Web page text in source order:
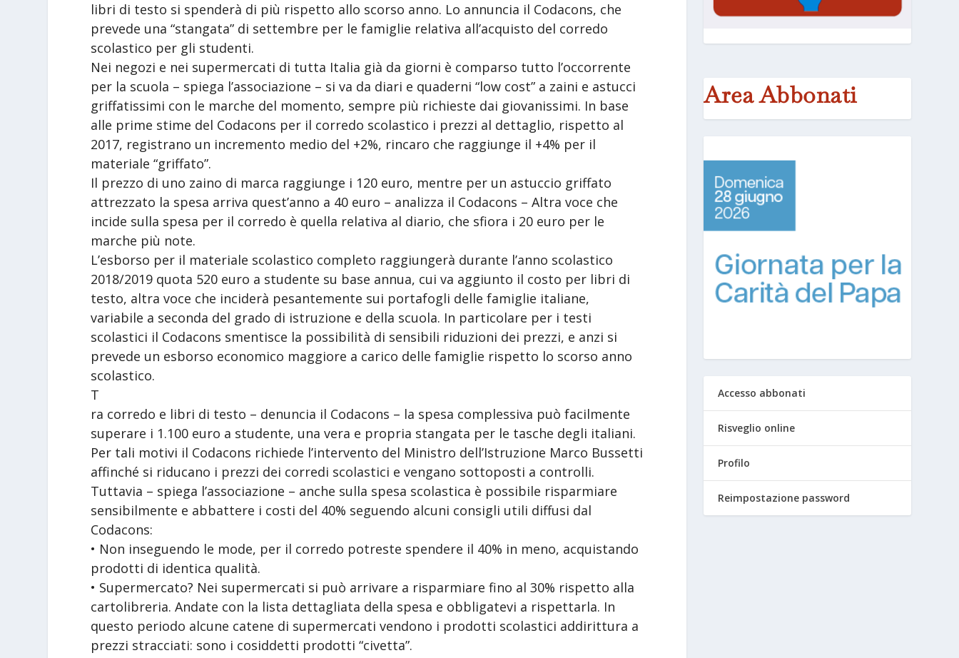
libri di testo si spenderà di più rispetto allo scorso anno. Lo annuncia il Codacons, che
prevede una “stangata” di settembre per le famiglie relativa all’acquisto del corredo
scolastico per gli studenti.
Nei negozi e nei supermercati di tutta Italia già da giorni è comparso tutto l’occorrente
per la scuola – spiega l’associazione – si va da diari e quaderni “low cost” a zaini e astucci
griffatissimi con le marche del momento, sempre più richieste dai giovanissimi. In base
alle prime stime del Codacons per il corredo scolastico i prezzi al dettaglio, rispetto al
2017, registrano un incremento medio del +2%, rincaro che raggiunge il +4% per il
materiale “griffato”.
Il prezzo di uno zaino di marca raggiunge i 120 euro, mentre per un astuccio griffato
attrezzato la spesa arriva quest’anno a 40 euro – analizza il Codacons – Altra voce che
incide sulla spesa per il corredo è quella relativa al diario, che sfiora i 20 euro per le
marche più note.
L’esborso per il materiale scolastico completo raggiungerà durante l’anno scolastico
2018/2019 quota 520 euro a studente su base annua, cui va aggiunto il costo per libri di
testo, altra voce che inciderà pesantemente sui portafogli delle famiglie italiane,
variabile a seconda del grado di istruzione e della scuola. In particolare per i testi
scolastici il Codacons smentisce la possibilità di sensibili riduzioni dei prezzi, e anzi si
prevede un esborso economico maggiore a carico delle famiglie rispetto lo scorso anno
scolastico.
T
ra corredo e libri di testo – denuncia il Codacons – la spesa complessiva può facilmente
superare i 1.100 euro a studente, una vera e propria stangata per le tasche degli italiani.
Per tali motivi il Codacons richiede l’intervento del Ministro dell’Istruzione Marco Bussetti
affinché si riducano i prezzi dei corredi scolastici e vengano sottoposti a controlli.
Tuttavia – spiega l’associazione – anche sulla spesa scolastica è possibile risparmiare
sensibilmente e abbattere i costi del 40% seguendo alcuni consigli utili diffusi dal
Codacons:
• Non inseguendo le mode, per il corredo potreste spendere il 40% in meno, acquistando
prodotti di identica qualità.
• Supermercato? Nei supermercati si può arrivare a risparmiare fino al 30% rispetto alla
cartolibreria. Andate con la lista dettagliata della spesa e obbligatevi a rispettarla. In
questo periodo alcune catene di supermercati vendono i prodotti scolastici addirittura a
prezzi stracciati: sono i cosiddetti prodotti “civetta”.
Area Abbonati
Accesso abbonati
Risveglio online
Profilo
Reimpostazione password